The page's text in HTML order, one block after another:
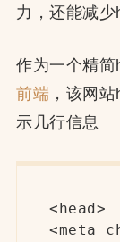
力，还能减少
作为一个精
前端 ，该网
示几行信息
<head>
<meta